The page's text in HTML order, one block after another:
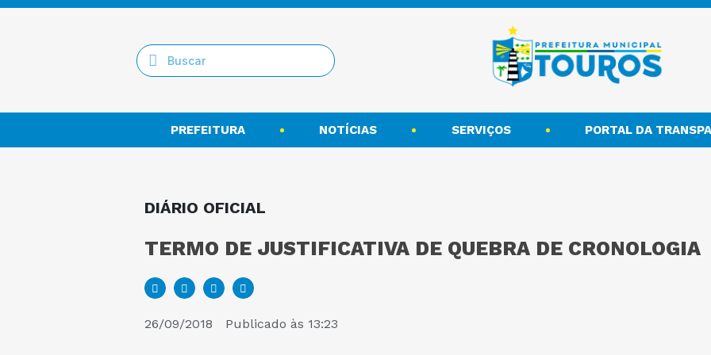
PREFEITURA NOTÍCIAS SERVIÇOS PORTAL DA
DIÁRIO OFICIAL
TERMO DE JUSTIFICATIVA DE QUEBRA DE CRONOLOGIA
26/09/2018 Publicado às 13:23